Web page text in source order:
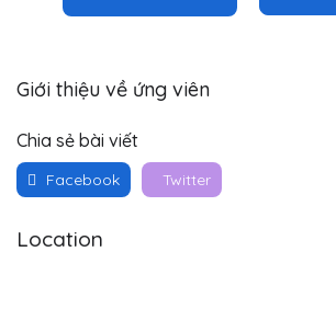
Giới thiệu về ứng viên
Chia sẻ bài viết
Facebook Twitter
Location